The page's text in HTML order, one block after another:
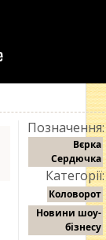
Позначення:
Вєрка
Сердючка
Категорії:
Коловорот
Новини шоу-
бізнесу